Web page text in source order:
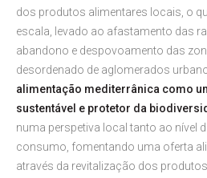
dos produtos alimentares locais, o
escala, levado ao afastamento das
abandono e despovoamento das
desordenado de aglomerados
alimentação mediterrânica como
sustentável e protetor da
numa perspetiva local tanto ao nível
consumo, fomentando uma oferta
através da revitalização dos